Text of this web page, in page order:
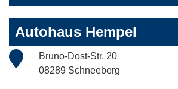
Autohaus Hempel
Bruno-Dost-Str. 20
08289 Schneeberg